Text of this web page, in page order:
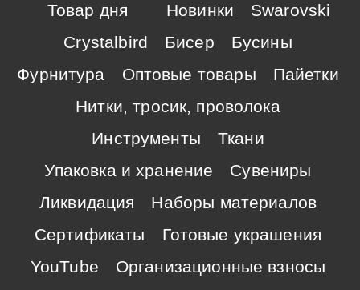
Товар дня Новинки
Swarovski
Crystalbird
Бисер
Бусины
Фурнитура
Оптовые товары
Пайетки
Нитки, тросик, проволока
Инструменты
Ткани
Упаковка и хранение
Сувениры
Ликвидация
Наборы материалов
Сертификаты
Готовые украшения
YouTube
Организационные взносы